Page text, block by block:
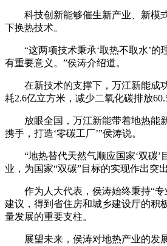
科技创新能够催生新产业、新模式
下换热技术。
“这两项技术秉承‘取热不取水’的
有重要意义。”侯涛介绍道。
在新技术的支撑下，万江新能成功
耗2.6亿立方米，减少二氧化碳排放
放眼全国，万江新能带着地热能新
携手，打造‘零碳工厂’”侯涛说。
“地热替代天然气顺应国家‘双碳’
业，为国家“双碳”目标的实现作出突
作为人大代表，侯涛始终秉持“专
建议，得到省住房和城乡建设厅的积
量发展的重要支柱。​
展望未来，侯涛对地热产业的发展